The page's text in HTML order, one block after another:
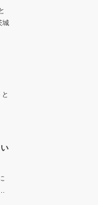
城